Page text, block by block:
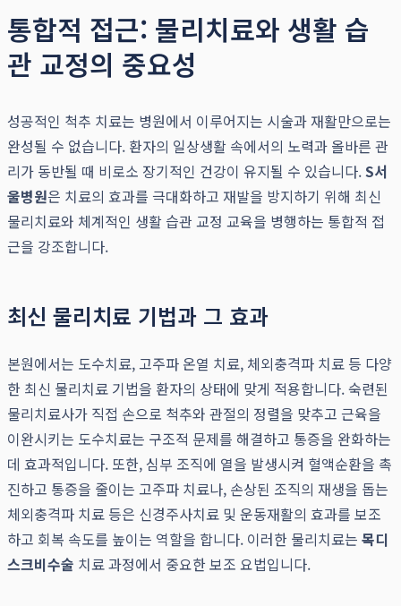
통합적 접근: 물리치료와 생활 습
관 교정의 중요성
성공적인 척추 치료는 병원에서 이루어지는 시술과 재활만으로는
완성될 수 없습니다. 환자의 일상생활 속에서의 노력과 올바른 관
리가 동반될 때 비로소 장기적인 건강이 유지될 수 있습니다.S서
울병원은 치료의 효과를 극대화하고 재발을 방지하기 위해 최신
물리치료와 체계적인 생활 습관 교정 교육을 병행하는 통합적 접
근을 강조합니다.
최신 물리치료 기법과 그 효과
본원에서는 도수치료, 고주파 온열 치료, 체외충격파 치료 등 다양
한 최신 물리치료 기법을 환자의 상태에 맞게 적용합니다. 숙련된
물리치료사가 직접 손으로 척추와 관절의 정렬을 맞추고 근육을
이완시키는 도수치료는 구조적 문제를 해결하고 통증을 완화하는
데 효과적입니다. 또한, 심부 조직에 열을 발생시켜 혈액순환을 촉
진하고 통증을 줄이는 고주파 치료나, 손상된 조직의 재생을 돕는
체외충격파 치료 등은 신경주사치료 및 운동재활의 효과를 보조
하고 회복 속도를 높이는 역할을 합니다. 이러한 물리치료는 목디
스크비수술 치료 과정에서 중요한 보조 요법입니다.